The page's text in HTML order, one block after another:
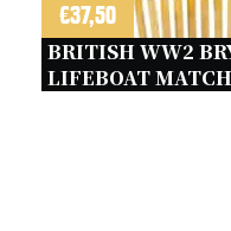
€37,50
BRITISH WW2
LIFEBOAT